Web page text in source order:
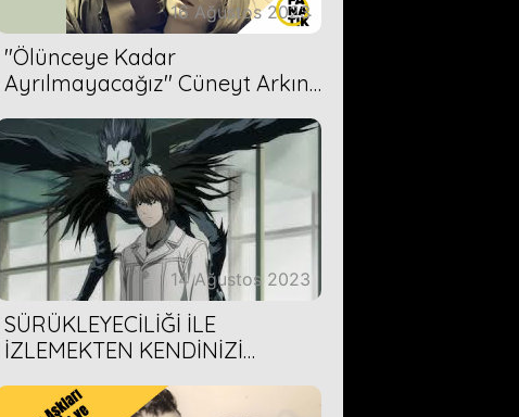
16 Ağustos 2023
''Ölünceye Kadar
Ayrılmayacağız'' Cüneyt Arkın-
14 Ağustos 2023
SÜRÜKLEYECİLİĞİ İLE
İZLEMEKTEN KENDİNİZİ
ÖNERİMİZ